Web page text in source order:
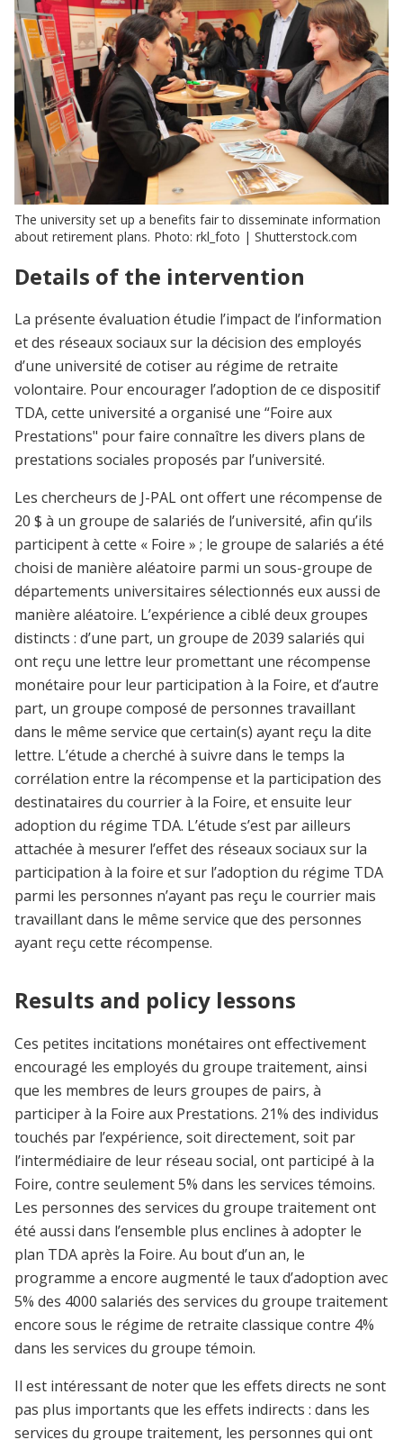
The university set up a benefits fair to disseminate information
about retirement plans. Photo: rkl_foto | Shutterstock.com
Details of the intervention
La présente évaluation étudie l’impact de l’information
et des réseaux sociaux sur la décision des employés
d’une université de cotiser au régime de retraite
volontaire. Pour encourager l’adoption de ce dispositif
TDA, cette université a organisé une “Foire aux
Prestations" pour faire connaître les divers plans de
prestations sociales proposés par l’université.
Les chercheurs de J-PAL ont offert une récompense de
20 $ à un groupe de salariés de l’université, afin qu’ils
participent à cette « Foire » ; le groupe de salariés a été
choisi de manière aléatoire parmi un sous-groupe de
départements universitaires sélectionnés eux aussi de
manière aléatoire. L’expérience a ciblé deux groupes
distincts : d’une part, un groupe de 2039 salariés qui
ont reçu une lettre leur promettant une récompense
monétaire pour leur participation à la Foire, et d’autre
part, un groupe composé de personnes travaillant
dans le même service que certain(s) ayant reçu la dite
lettre. L’étude a cherché à suivre dans le temps la
corrélation entre la récompense et la participation des
destinataires du courrier à la Foire, et ensuite leur
adoption du régime TDA. L’étude s’est par ailleurs
attachée à mesurer l’effet des réseaux sociaux sur la
participation à la foire et sur l’adoption du régime TDA
parmi les personnes n’ayant pas reçu le courrier mais
travaillant dans le même service que des personnes
ayant reçu cette récompense.
Results and policy lessons
Ces petites incitations monétaires ont effectivement
encouragé les employés du groupe traitement, ainsi
que les membres de leurs groupes de pairs, à
participer à la Foire aux Prestations. 21% des individus
touchés par l’expérience, soit directement, soit par
l’intermédiaire de leur réseau social, ont participé à la
Foire, contre seulement 5% dans les services témoins.
Les personnes des services du groupe traitement ont
été aussi dans l’ensemble plus enclines à adopter le
plan TDA après la Foire. Au bout d’un an, le
programme a encore augmenté le taux d’adoption avec
5% des 4000 salariés des services du groupe traitement
encore sous le régime de retraite classique contre 4%
dans les services du groupe témoin.
Il est intéressant de noter que les effets directs ne sont
pas plus importants que les effets indirects : dans les
services du groupe traitement, les personnes qui ont